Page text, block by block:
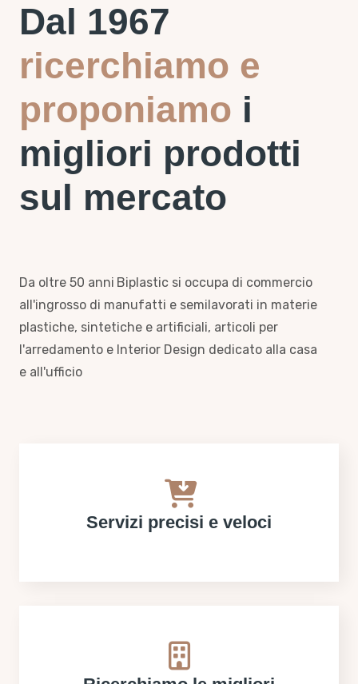
Dal 1967
ricerchiamo e
proponiamo i
migliori prodotti
sul mercato
Da oltre 50 anni Biplastic si occupa di commercio
all'ingrosso di manufatti e semilavorati in materie
plastiche, sintetiche e artificiali, articoli per
l'arredamento e Interior Design dedicato alla casa
e all'ufficio
Servizi precisi e veloci